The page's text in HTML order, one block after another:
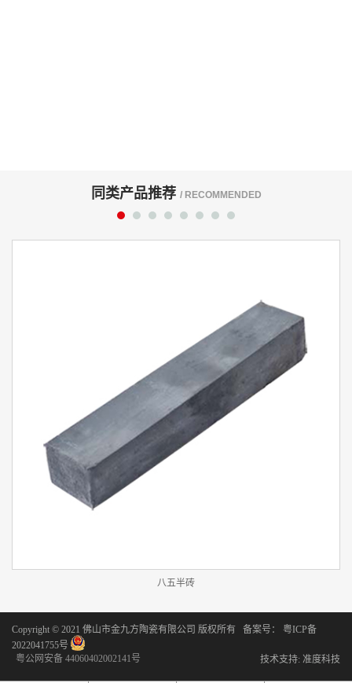
同类产品推荐 / RECOMMENDED
八五半砖
Copyright © 2021 佛山市金九方陶瓷有限公司 版权所有 备案号：
粤ICP备
2022041755号
粤公网安备 44060402002141号
技术支持: 准度科技